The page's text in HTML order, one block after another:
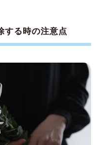
する時の注意点